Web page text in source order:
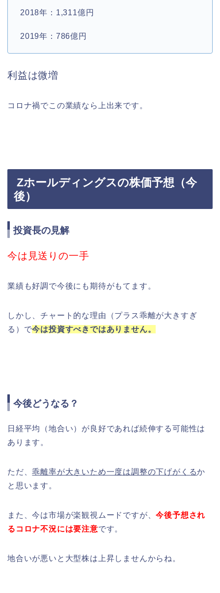
2018年：1,311億円
2019年：786億円
利益は微増
コロナ禍でこの業績なら上出来です。
Zホールディングスの株価予想（今
後）
投資長の見解
今は見送りの一手
業績も好調で今後にも期待がもてます。
しかし、チャート的な理由（プラス乖離が大きすぎ
る）で今は投資すべきではありません。
今後どうなる？
日経平均（地合い）が良好であれば続伸する可能性は
あります。
ただ、乖離率が大きいため一度は調整の下げがくるか
と思います。
また、今は市場が楽観視ムードですが、今後予想され
るコロナ不況には要注意です。
地合いが悪いと大型株は上昇しませんからね。